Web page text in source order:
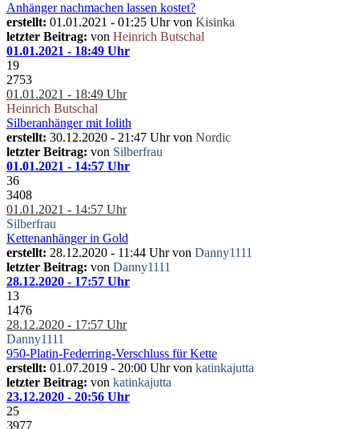
Anhänger nachmachen lassen kostet?
erstellt: 01.01.2021 - 01:25 Uhr von Kisinka
letzter Beitrag: von Heinrich Butschal
01.01.2021 - 18:49 Uhr
19
2753
01.01.2021 - 18:49 Uhr
Heinrich Butschal
Silberanhänger mit Iolith
erstellt: 30.12.2020 - 21:47 Uhr von Nordic
letzter Beitrag: von Silberfrau
01.01.2021 - 14:57 Uhr
36
3408
01.01.2021 - 14:57 Uhr
Silberfrau
Kettenanhänger in Gold
erstellt: 28.12.2020 - 11:44 Uhr von Danny1111
letzter Beitrag: von Danny1111
28.12.2020 - 17:57 Uhr
13
1476
28.12.2020 - 17:57 Uhr
Danny1111
950-Platin-Federring-Verschluss für Kette
erstellt: 01.07.2019 - 20:00 Uhr von katinkajutta
letzter Beitrag: von katinkajutta
23.12.2020 - 20:56 Uhr
25
3977